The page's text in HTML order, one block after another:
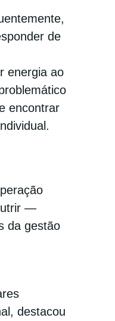
de
energia ao
encontrar
—
da gestão
destacou